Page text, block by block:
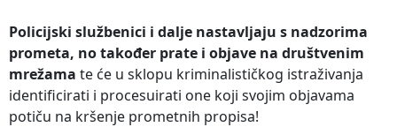
Policijski službenici i dalje nastavljaju s nadzorima
prometa, no također prate i objave na društvenim
mrežama te će u sklopu kriminalističkog istraživanja
identificirati i procesuirati one koji svojim objavama
potiču na kršenje prometnih propisa!